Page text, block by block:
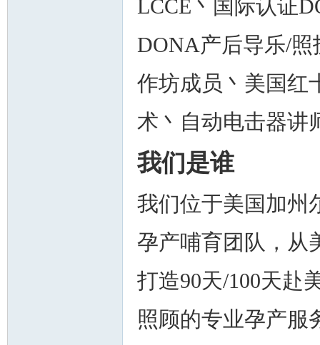
LCCE丶国际认证
DONA产后导乐/照
作坊成员丶美国红
术丶自动电击器讲
我们是谁
我们位于美国加州
孕产哺育团队，从
打造90天/100天赴
照顾的专业孕产服